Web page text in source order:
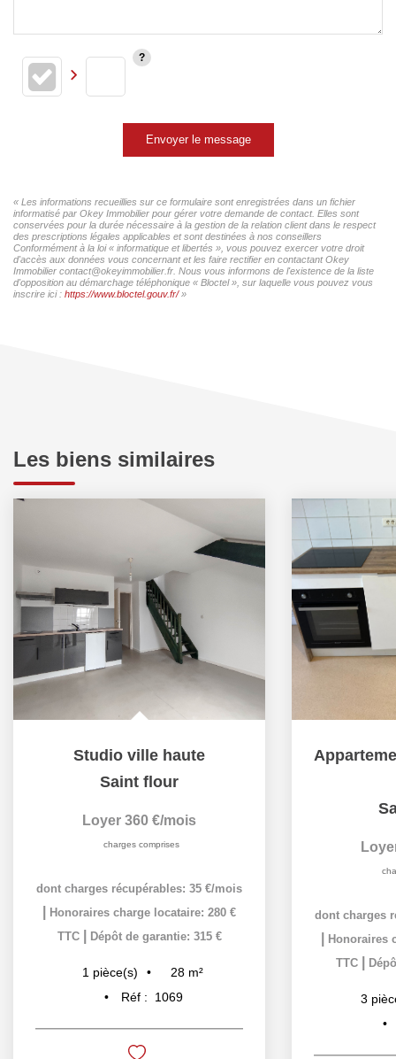
Envoyer le message
« Les informations recueillies sur ce formulaire sont enregistrées dans un fichier
informatisé par Okey Immobilier pour gérer votre demande de contact. Elles sont
conservées pour la durée nécessaire à la gestion de la relation client dans le respect
des prescriptions légales applicables et sont destinées à nos conseillers
Conformément à la loi « informatique et libertés », vous pouvez exercer votre droit
d'accès aux données vous concernant et les faire rectifier en contactant Okey
Immobilier contact@okeyimmobilier.fr. Nous vous informons de l'existence de la liste
d'opposition au démarchage téléphonique « Bloctel », sur laquelle vous pouvez vous
inscrire ici : https://www.bloctel.gouv.fr/»
Les biens similaires
Studio ville haute
Saint flour
Loyer 360 €/mois
charges comprises
dont charges récupérables: 35 €/mois
Honoraires charge locataire: 280 €
TTC
Dépôt de garantie: 315 €
1 pièce(s) 28 m²
Réf :
1069
dont charges
Honoraires
TTC
3